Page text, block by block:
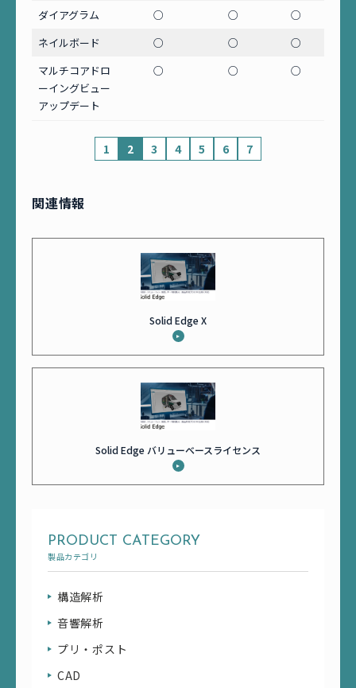
ダイアグラム
○ ○
○
ネイルボード
○ ○
○
マルチコアドロ
ーイングビュー
アップデート
○ ○ ○
1 2 3 4 5 6 7
関連情報
Solid Edge X
Solid Edge バリューベースライセンス
PRODUCT CATEGORY
製品カテゴリ
構造解析
音響解析
プリ・ポスト
CAD